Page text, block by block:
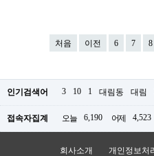
처음 이전 6 7 8
인기검색어 3 10 1 대림동 대림
접속자집계 오늘 6,190 어제 4,523
회사소개 개인정보처